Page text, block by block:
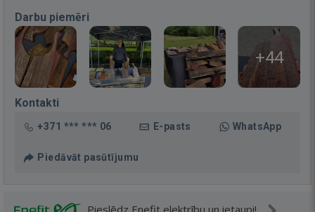
Darbu piemēri
+44
Kontakti
+371 *** *** 06 E-pasts WhatsApp
Piedāvāt pasūtījumu
Pieslēdz Enefit elektrību un ietaupi!